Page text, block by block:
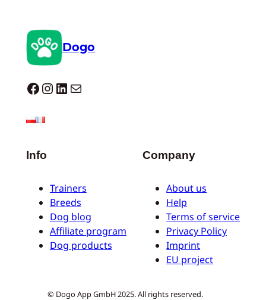
Dogo
Dogo facebook InstagramLinkedIn Correo electrónico
Info
Trainers
Breeds
Dog blog
Affiliate program
Dog products
Company
About us
Help
Terms of service
Privacy Policy
Imprint
EU project
© Dogo App GmbH 2025. All rights reserved.